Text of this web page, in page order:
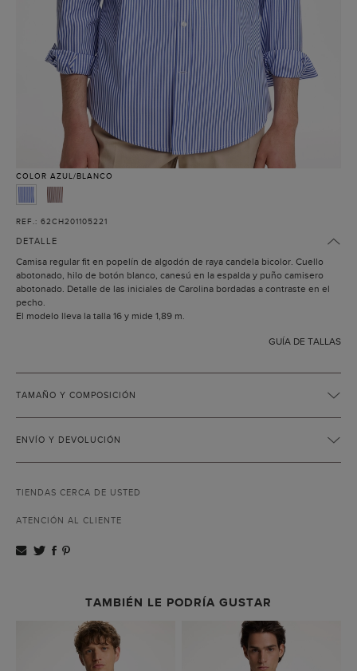
COLOR AZUL/BLANCO
REF.: 62CH201105221
DETALLE
Camisa regular fit en popelín de algodón de raya candela bicolor. Cuello
abotonado, hilo de botón blanco, canesú en la espalda y puño camisero
abotonado. Detalle de las iniciales de Carolina bordadas a contraste en el
pecho.
El modelo lleva la talla 16 y mide 1,89 m.
GUÍA DE TALLAS
TAMAÑO Y COMPOSICIÓN
ENVÍO Y DEVOLUCIÓN
TIENDAS CERCA DE USTED
ATENCIÓN AL CLIENTE
TAMBIÉN LE PODRÍA GUSTAR